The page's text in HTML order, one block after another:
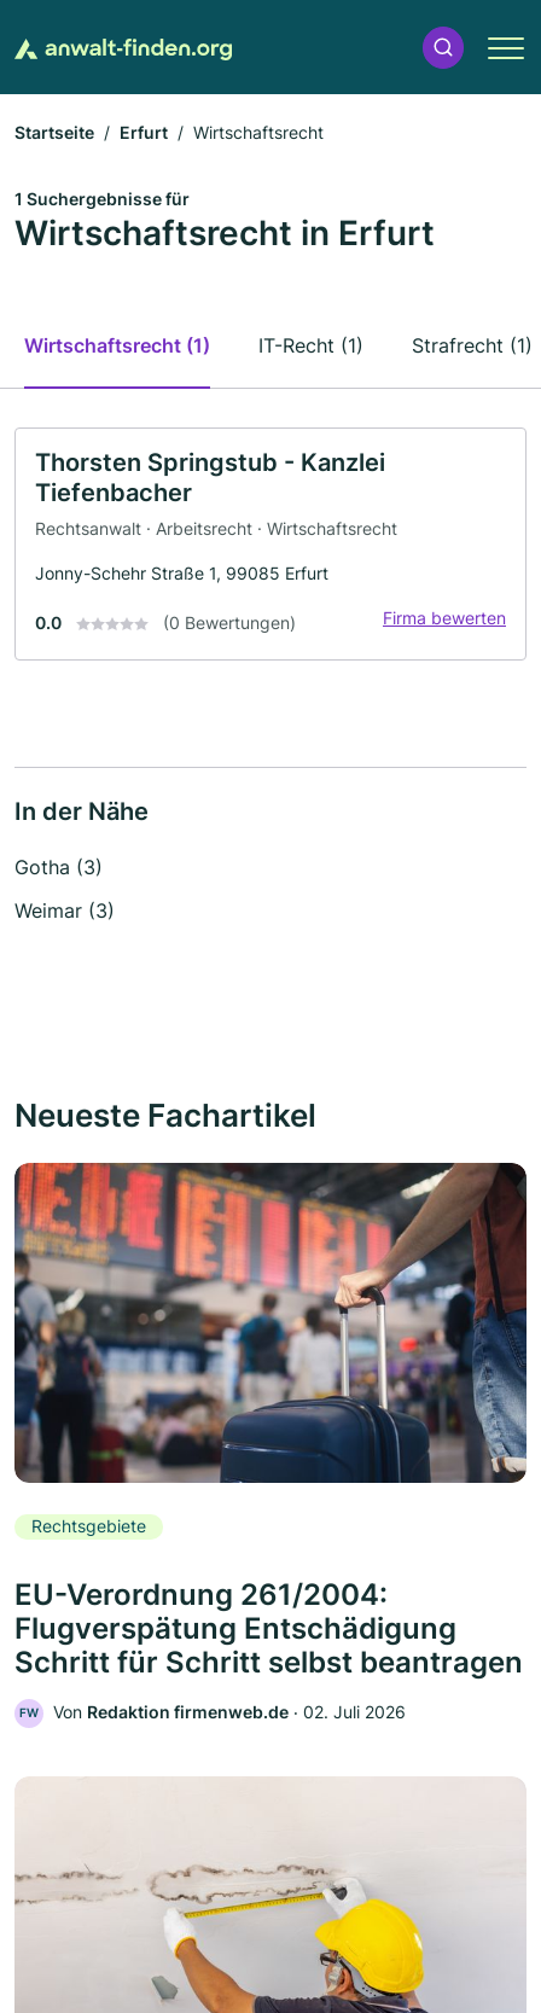
Startseite Erfurt Wirtschaftsrecht
1 Suchergebnisse für
Wirtschaftsrecht in Erfurt
Wirtschaftsrecht (1) IT-Recht (1) Strafrecht (1)
Thorsten Springstub - Kanzlei
Tiefenbacher
Rechtsanwalt · Arbeitsrecht · Wirtschaftsrecht
Jonny-Schehr Straße 1, 99085 Erfurt
0.0 (0 Bewertungen) Firma bewerten
In der Nähe
Gotha (3)
Weimar (3)
Neueste Fachartikel
Rechtsgebiete
EU-Verordnung 261/2004:
Flugverspätung Entschädigung
Schritt für Schritt selbst beantragen
FW Von Redaktion firmenweb.de ‧ 02. Juli 2026